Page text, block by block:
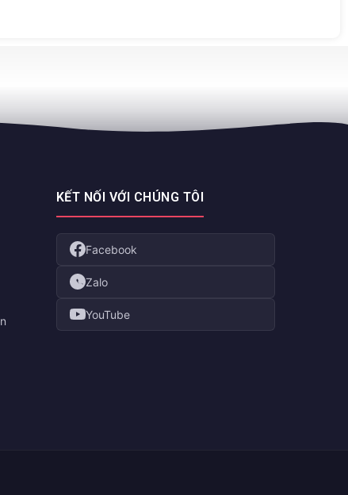
KẾT NỐI VỚI CHÚNG TÔI
Facebook
Zalo
YouTube